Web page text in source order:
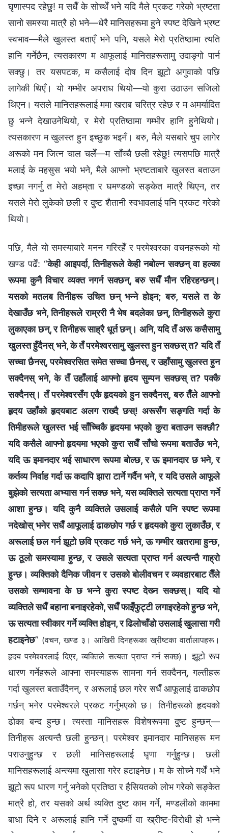
घृणास्पद रहेछु! म सधैँ के सोच्थेँ भने यदि मैले प्रकट गरेको भ्रष्टता
सानो समस्या मात्रै हो भने—धेरै मानिसहरूमा हुने स्पष्ट देखिने भ्रष्ट
स्वभाव—मैले खुलस्त बताएँ भने पनि, यसले मेरो प्रतिष्ठामा त्यति
हानि गर्नेछैन, त्यसकारण म आफूलाई मानिसहरूसामु उदाङ्गो पार्न
सक्छु। तर यसपटक, म कसैलाई दोष दिन झूटो अगुवाको पछि
लागेकी थिएँ। यो गम्‍भीर अपराध थियो—यो कुरा उठाउन सजिलो
थिएन। यसले मानिसहरूलाई ममा खराब चरित्र रहेछ र म अमर्यादित
छु भन्‍ने देखाउनेथियो, र मेरो प्रतिष्ठामा गम्भीर हानि हुनेथियो।
त्यसकारण म खुलस्त हुन इच्छुक भइनँ। बरु, मैले यसबारे चुप लागेर
अरूको मन जित्न चाल चलेँ—म साँच्‍चै छली रहेछु! त्यसपछि मात्रै
मलाई के महसुस भयो भने, मैले आफ्‍नो भ्रष्टताबारे खुलस्त बताउन
इच्‍छा नगर्नु त मेरो अहम्‌ता र घमण्डको सङ्केत मात्रै थिएन, तर
यसले मेरो लुकेको छली र दुष्ट शैतानी स्वभावलाई पनि प्रकट गरेको
थियो।
पछि, मैले यो समस्याबारे मनन गरिरहेँ र परमेश्‍वरका वचनहरूको यो
खण्ड पढेँ: “केही आइपर्दा, तिनीहरूले केही नबोल्न सक्छन् वा हल्का
रूपमा कुनै विचार व्यक्त नगर्न सक्छन्, बरु सधैँ मौन रहिरहन्छन्।
यसको मतलब तिनीहरू उचित छन् भन्‍ने होइन; बरु, यसले त के
देखाउँछ भने, तिनीहरूले राम्ररी नै भेष बदलेका छन्, तिनीहरूले कुरा
लुकाएका छन्, र तिनीहरू साह्रै धूर्त छन्। अनि, यदि तँ अरू कसैसामु
खुलस्त हुँदैनस् भने, के तँ परमेश्‍वरसामु खुलस्त हुन सक्छस् त? यदि तँ
सच्चा छैनस्, परमेश्‍वरसित समेत सच्चा छैनस्, र उहाँसामु खुलस्त हुन
सक्दैनस् भने, के तँ उहाँलाई आफ्नो हृदय सुम्पन सक्छस् त? पक्कै
सक्दैनस्। तँ परमेश्‍वरसँग एकै हृदयको हुन सक्दैनस्, बरु तैँले आफ्नो
हृदय उहाँको हृदयबाट अलग राख्दै छस्! अरूसँग सङ्गति गर्दा के
तिमीहरूले खुलस्त भई साँच्‍चिकै हृदयमा भएको कुरा बताउन सक्छौ?
यदि कसैले आफ्‍नो हृदयमा भएको कुरा सधैँ साँचो रूपमा बताउँछ भने,
यदि ऊ इमानदार भई साधारण रूपमा बोल्छ, र ऊ इमानदार छ भने, र
कर्तव्य निर्वाह गर्दा ऊ कदापि झारा टार्ने गर्दैन भने, र यदि उसले आफूले
बुझेको सत्यता अभ्यास गर्न सक्छ भने, यस व्यक्तिले सत्यता प्राप्त गर्ने
आशा हुन्छ। यदि कुनै व्यक्तिले उसलाई कसैले पनि स्पष्ट रूपमा
नदेखोस् भनेर सधैँ आफूलाई ढाकछोप गर्छ र हृदयको कुरा लुकाउँछ, र
अरूलाई छल गर्न झूटो छवि प्रकट गर्छ भने, ऊ गम्भीर खतरामा हुन्छ,
ऊ ठूलो समस्यामा हुन्छ, र उसले सत्यता प्राप्त गर्न अत्यन्तै गाह्रो
हुन्छ। व्यक्तिको दैनिक जीवन र उसको बोलीवचन र व्यवहारबाट तैँले
उसको सम्‍भावना के छ भन्‍ने कुरा स्पष्ट देख्‍न सक्छस्। यदि यो
व्यक्तिले सधैँ बहाना बनाइरहेको, सधैँ फाइँफुट्टी लगाइरहेको हुन्छ भने,
ऊ सत्यता स्वीकार गर्ने व्यक्ति होइन, र ढिलोचाँडो उसलाई खुलासा गरी
हटाइनेछ” (वचन, खण्ड ३। आखिरी दिनहरूका ख्रीष्टका वार्तालापहरू।
हृदय परमेश्‍वरलाई दिएर, व्यक्तिले सत्यता प्राप्त गर्न सक्छ) । झूटो रूप
धारण गर्नेहरूले आफ्‍ना समस्याहरू सामना गर्न सक्दैनन्, गल्तीहरू
गर्दा खुलस्त बताउँदैनन्, र अरूलाई छल गरेर सधैँ आफूलाई ढाकछोप
गर्छन् भनेर परमेश्‍वरले प्रकट गर्नुभएको छ। तिनीहरूको हृदयको
ढोका बन्द हुन्छ। त्यस्ता मानिसहरू विशेषरूपमा दुष्ट हुन्छन्—
तिनीहरू अत्यन्तै छली हुन्छन्। परमेश्‍वर इमानदार मानिसहरू मन
पराउनुहुन्छ र छली मानिसहरूलाई घृणा गर्नुहुन्छ। छली
मानिसहरूलाई अन्त्यमा खुलासा गरेर हटाइनेछ। म के सोच्ने गर्थेँ भने
झूटो रूप धारण गर्नु भनेको प्रतिष्ठा र हैसियतको लोभ गरेको सङ्केत
मात्रै हो, तर यसको अर्थ व्यक्ति दुष्ट काम गर्ने, मण्डलीको काममा
बाधा दिने र अरूलाई हानि गर्ने दुष्कर्मी वा ख्रीष्ट-विरोधी हो भन्‍ने